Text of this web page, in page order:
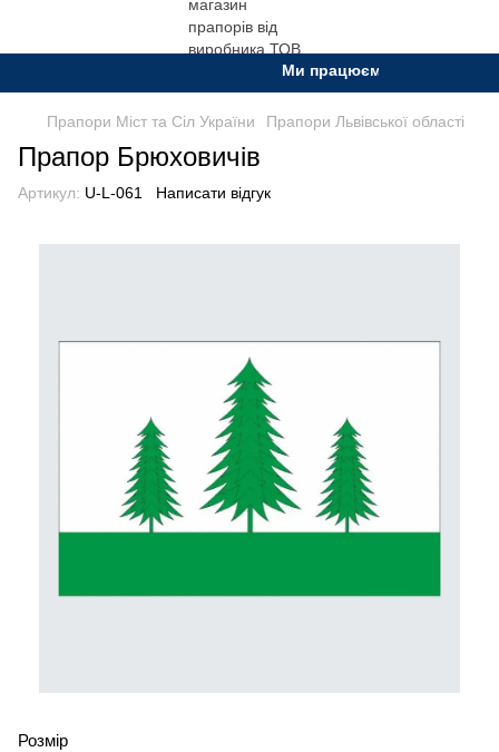
Ми працюємо. Все буде
Прапори Міст та Сіл України Прапори Львівської області
Прапор Брюховичів
Артикул: U-L-061 Написати відгук
Розмір